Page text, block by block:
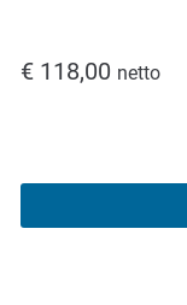
€ 118,00 netto